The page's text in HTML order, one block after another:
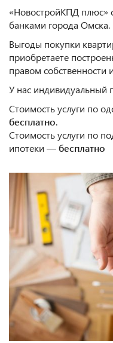
«НовостройКПД плюс»
банками города Омска.
Выгоды покупки
приобретаете
правом собственности
У нас индивидуальный
Стоимость услуги по
бесплатно.
Стоимость услуги по
ипотеки —бесплатно